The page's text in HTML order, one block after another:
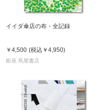
イイダ傘店の布・全記録
￥4,500 (税込 ￥4,950)
銀座 蔦屋書店